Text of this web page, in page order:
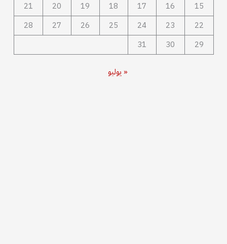
15
16
17
18
19
20
21
22
23
24
25
26
27
28
29
30
31
« يوليو